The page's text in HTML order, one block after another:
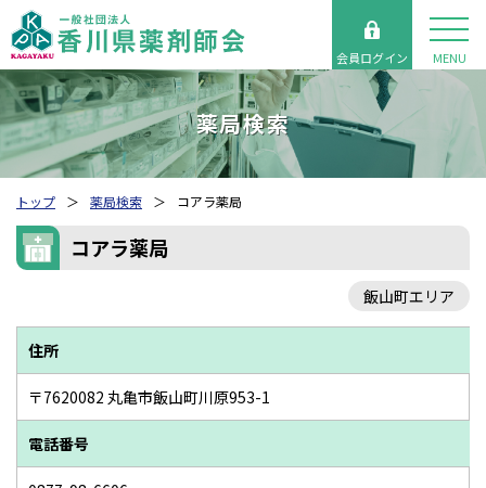
会員ログイン MENU
薬局検索
トップ 薬局検索 コアラ薬局
コアラ薬局
飯山町エリア
住所
〒7620082 丸亀市飯山町川原953-1
電話番号